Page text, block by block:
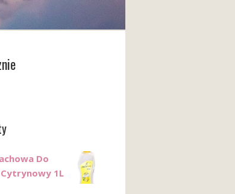
Do
1L